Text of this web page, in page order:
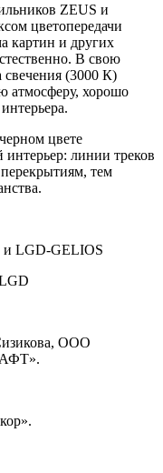
ZEUS и
цветопередачи
картин и других
В свою
свечения (3000 К)
атмосферу, хорошо
цвете
линии треков
тем
и LGD-GELIOS
ООО